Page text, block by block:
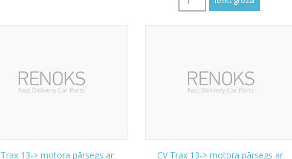
Trax 13-> motora pārsegs ar CV Trax 13-> motora pārsegs ar